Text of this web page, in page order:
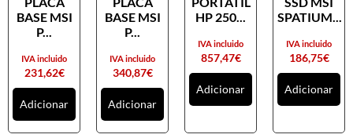
Placas gráficas
SAIS
Ventoínhas
Computadores
All-in-One
BASE MSI
P...
231,62€
IVA incluido
Adicionar
BASE MSI
P...
340,87€
IVA incluido
Adicionar
HP 250...
857,47€
IVA incluido
Adicionar
SPATIUM...
186,75€
IVA incluido
Adicionar